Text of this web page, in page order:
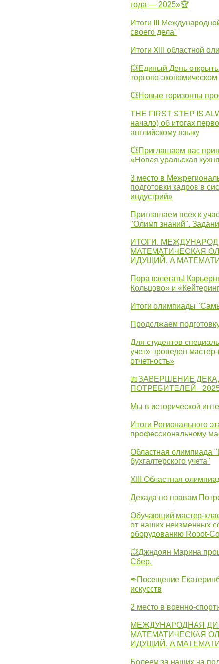
года — 2025»🏆
Итоги III
своего дела"
Итоги XIII областной
💥Единый День
торгово-
💥Новые горизонты
THE FIRST STEP IS
начало) об итогах
английскому языку
💥Приглашаем вас
«Новая уральская
3 место в
подготовки кадров в
индустрий»
Приглашаем всех к
"Олимп знаний".
ИТОГИ.
МАТЕМАТИЧЕСКАЯ
ИДУЩИЙ, А
Пора взлетать!
Кольцово» и
Итоги олимпиады
Продолжаем
Для студентов
учет» проведен
отчетность»
📖ЗАВЕРШЕНИЕ
ПОТРЕБИТЕЛЕЙ -
Мы в исторической
Итоги Регионального
профессиональному
Областная олимпиада
бухгалтерского учета"
XIII Областная
Декада по правам
Обучающий мастер-
от наших неизменных
оборудованию Robot-
💥Джндоян Марина
Сбер.
✒Посещение
искусств
2 место в военно-
МЕЖДУНАРОДНАЯ
МАТЕМАТИЧЕСКАЯ
ИДУЩИЙ, А
Болеем за наших на